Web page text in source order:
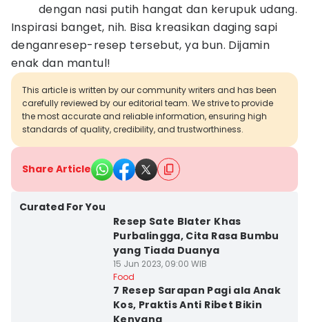
dengan nasi putih hangat dan kerupuk udang.
Inspirasi banget, nih. Bisa kreasikan daging sapi
denganresep-resep tersebut, ya bun. Dijamin
enak dan mantul!
This article is written by our community writers and has been
carefully reviewed by our editorial team. We strive to provide
the most accurate and reliable information, ensuring high
standards of quality, credibility, and trustworthiness.
Share Article
Curated For You
Resep Sate Blater Khas
Purbalingga, Cita Rasa Bumbu
yang Tiada Duanya
15 Jun 2023, 09:00 WIB
Food
7 Resep Sarapan Pagi ala Anak
Kos, Praktis Anti Ribet Bikin
Kenyang